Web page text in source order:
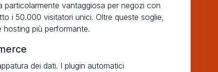
particolarmente vantaggiosa per negozi con
i 50.000 visitatori unici. Oltre queste soglie,
hosting più performante.
dei dati. I plugin automatici